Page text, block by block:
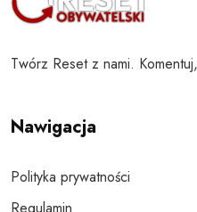
Twórz Reset z nami.
Nawigacja
Polityka prywatności
Regulamin